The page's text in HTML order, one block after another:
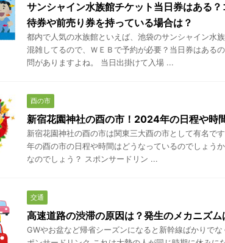
サンシャイン水族館チケット当日券はある
待券や前売り券を持っている場合は？
都内で人気の水族館といえば、池袋のサンシャイン水
混雑してるので、ＷＥＢで予約が必要？当日券はある
問がありますよね。 当日出掛けて入場 ...
酉の市
新宿花園神社の酉の市！2024年の日程や時
新宿花園神社の酉の市は関東三大酉の市として有名で
年の酉の市の日程や時間はどうなっているのでしょう
なのでしょう？ スポンサードリン ...
交通
高速道路の渋滞の原因は？発生のメカニズム
GWやお盆など帰省シーズンになると新幹線ばかりで